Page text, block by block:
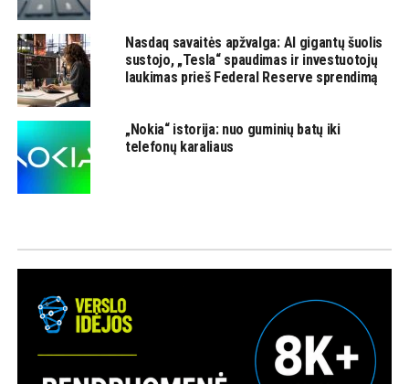
Nasdaq savaitės apžvalga: AI gigantų šuolis
sustojo, „Tesla“ spaudimas ir investuotojų
laukimas prieš Federal Reserve sprendimą
„Nokia“ istorija: nuo guminių batų iki
telefonų karaliaus